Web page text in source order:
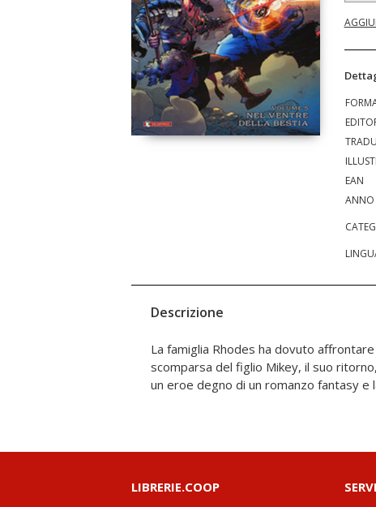
EAN
ANNO
Descrizione
La famiglia Rhodes ha dovuto
scomparsa del figlio Mikey, il suo
un eroe degno di un romanzo fantasy e
Terra, esistono stregoni e mostri. Ma
paragonato alla consapevolezza che il
LIBRERIE.COOP